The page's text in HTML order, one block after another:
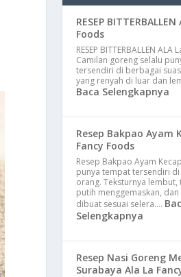
RESEP
Foods
RESEP BITTERBALLEN
Camilan goreng selalu
tersendiri di berbagai
yang renyah di luar dan
Baca Selengkapnya
Resep Bakpao Ayam
Fancy Foods
Resep Bakpao Ayam
punya tempat tersendiri
orang. Teksturnya lembut,
putih menggemaskan, dan
dibuat sesuai selera.…
Selengkapnya
Resep Nasi Goreng
Surabaya Ala La